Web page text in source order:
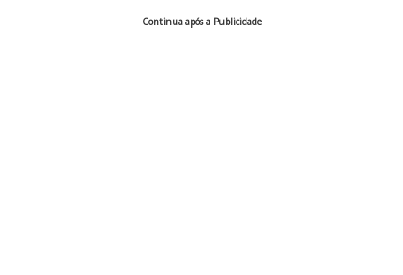
Continua após a Publicidade